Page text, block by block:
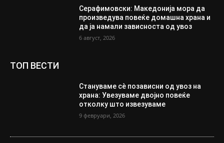
Серафимовски: Македонија мора да
произведува повеќе домашна храна и
да ја намали зависноста од увоз
6 август, 2026
ТОП ВЕСТИ
Стануваме сè позависни од увоз на
храна: Увезуваме двојно повеќе
отколку што извезуваме
9 февруари, 2026